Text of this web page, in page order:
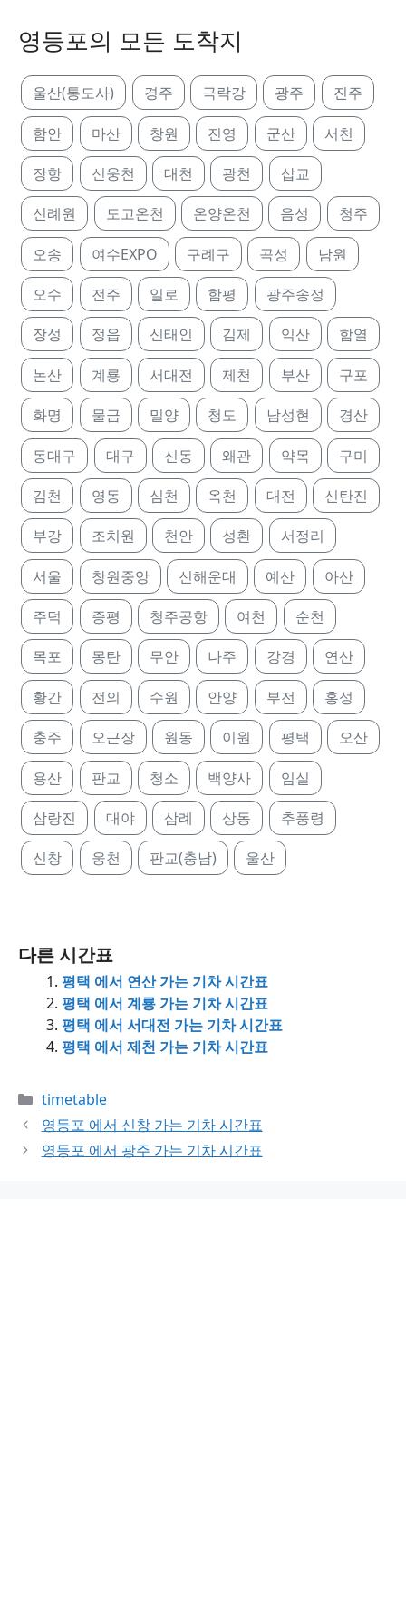
영등포의 모든 도착지
울산(통도사) 경주 극락강 광주 진주
함안 마산 창원 진영 군산 서천
장항 신웅천 대천 광천 삽교
신례원 도고온천 온양온천 음성 청주
오송 여수EXPO 구례구 곡성 남원
오수 전주 일로 함평 광주송정
장성 정읍 신태인 김제 익산 함열
논산 계룡 서대전 제천 부산 구포
화명 물금 밀양 청도 남성현 경산
동대구 대구 신동 왜관 약목 구미
김천 영동 심천 옥천 대전 신탄진
부강 조치원 천안 성환 서정리
서울 창원중앙 신해운대 예산 아산
주덕 증평 청주공항 여천 순천
목포 몽탄 무안 나주 강경 연산
황간 전의 수원 안양 부전 홍성
충주 오근장 원동 이원 평택 오산
용산 판교 청소 백양사 임실
삼랑진 대야 삼례 상동 추풍령
신창 웅천 판교(충남) 울산
다른 시간표
평택 에서 연산 가는 기차 시간표
평택 에서 계룡 가는 기차 시간표
평택 에서 서대전 가는 기차 시간표
평택 에서 제천 가는 기차 시간표
Categories
timetable
영등포 에서 신창 가는 기차 시간표
영등포 에서 광주 가는 기차 시간표